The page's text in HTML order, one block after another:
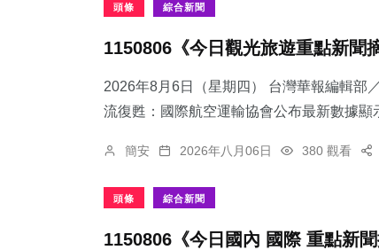
頭條 綜合新聞
1150806《今日觀光旅遊重點新聞
2026年8月6日（星期四） 台灣華報
流復甦：國際航空運輸協會公布最新數據顯
簡安 2026年八月06日 380 觀看
頭條 綜合新聞
1150806《今日國內 國際 重點新聞